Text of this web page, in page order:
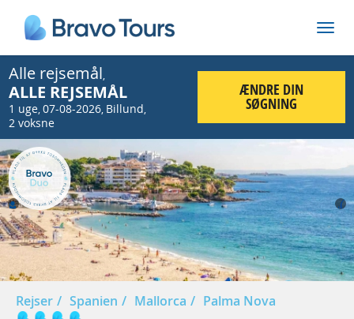
Alle rejsemål,
ALLE REJSEMÅL
1 uge,07-08-2026, Billund,
2 voksne
ÆNDRE DIN
SØGNING
Prev
Rejser Spanien Mallorca Palma Nova